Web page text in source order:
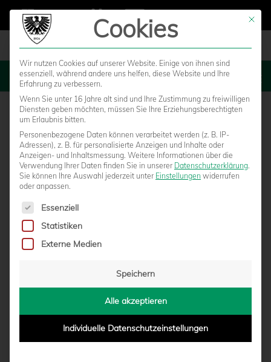
MENU
SPEKTAKULÄRER POKALFIGHT ENDET MIT
vonMarcel Weskamp|08.08.2021 - 20:39
Mit
Cookies
Wir nutzen Cookies auf unserer Website. Einige von ihnen sind
essenziell, während andere uns helfen, diese Website und Ihre
Erfahrung zu verbessern.
Wenn Sie unter 16 Jahre alt sind und Ihre Zustimmung zu freiwilligen
Diensten geben möchten, müssen Sie Ihre Erziehungsberechtigten
um Erlaubnis bitten.
Personenbezogene Daten können verarbeitet werden (z. B. IP-
Adressen), z. B. für personalisierte Anzeigen und Inhalte oder
Anzeigen- und Inhaltsmessung. Weitere Informationen über die
Verwendung Ihrer Daten finden Sie in unserer Datenschutzerklärung.
Sie können Ihre Auswahl jederzeit unter Einstellungen widerrufen
oder anpassen.
Es folgt eine Liste der Service-Gruppen, für die eine
Essenziell
Statistiken
Externe Medien
Speichern
Alle akzeptieren
Individuelle Datenschutzeinstellungen